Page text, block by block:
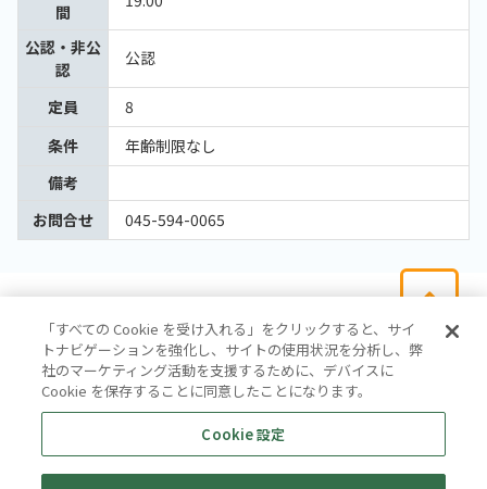
間
公認・非公
認
公認
定員
8
条件
年齢制限なし
備考
お問合せ
045-594-0065
会社概要
サイトマップ
お問い合わせ
個人情報保護方針
株式会社テイツー
「すべての Cookie を受け入れる」をクリックすると、サイ
トナビゲーションを強化し、サイトの使用状況を分析し、弊
社のマーケティング活動を支援するために、デバイスに
Cookie を保存することに同意したことになります。
Cookie 設定